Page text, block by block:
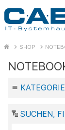
SHOP
SUCHEN,